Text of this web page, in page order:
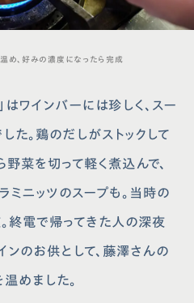
め、好みの濃度になったら完成
ワインバーには珍しく、スー
た。鶏のだしがストックして
野菜を切って軽く煮込んで、
ミニッツのスープも。当時の
終電で帰ってきた人の深夜
ンのお供として、藤澤さんの
めました。